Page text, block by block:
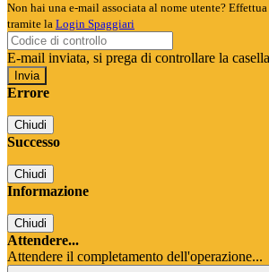
Non hai una e-mail associata al nome utente?
tramite la Login Spaggiari
E-mail inviata, si prega di controllare la
Errore
Chiudi
Successo
Chiudi
Informazione
Chiudi
Attendere...
Attendere il completamento dell'operazione...